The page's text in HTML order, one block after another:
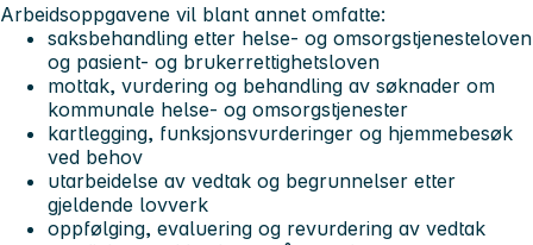
Arbeidsoppgavene vil blant annet omfatte:
saksbehandling etter helse- og omsorgstjenesteloven
og pasient- og brukerrettighetsloven
mottak, vurdering og behandling av søknader om
kommunale helse- og omsorgstjenester
kartlegging, funksjonsvurderinger og hjemmebesøk
ved behov
utarbeidelse av vedtak og begrunnelser etter
gjeldende lovverk
oppfølging, evaluering og revurdering av vedtak